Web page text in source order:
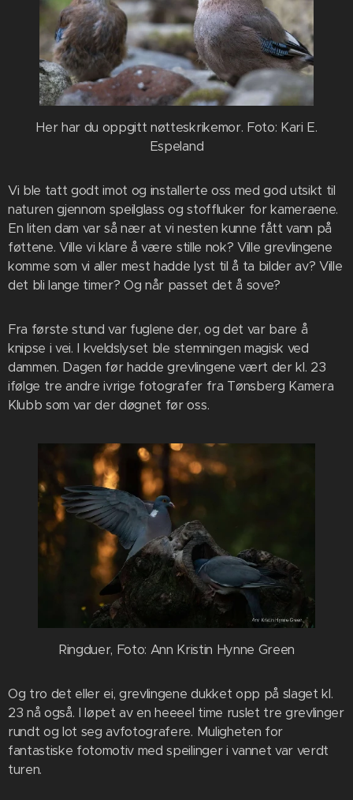
Her har du oppgitt nøtteskrikemor. Foto: Kari E.
Espeland
Vi ble tatt godt imot og installerte oss med god utsikt til
naturen gjennom speilglass og stoffluker for kameraene.
En liten dam var så nær at vi nesten kunne fått vann på
føttene. Ville vi klare å være stille nok? Ville grevlingene
komme som vi aller mest hadde lyst til å ta bilder av? Ville
det bli lange timer? Og når passet det å sove?
Fra første stund var fuglene der, og det var bare å
knipse i vei. I kveldslyset ble stemningen magisk ved
dammen. Dagen før hadde grevlingene vært der kl. 23
ifølge tre andre ivrige fotografer fra Tønsberg Kamera
Klubb som var der døgnet før oss.
Ringduer, Foto: Ann Kristin Hynne Green
Og tro det eller ei, grevlingene dukket opp på slaget kl.
23 nå også. I løpet av en heeeel time ruslet tre grevlinger
rundt og lot seg avfotografere. Muligheten for
fantastiske fotomotiv med speilinger i vannet var verdt
turen.